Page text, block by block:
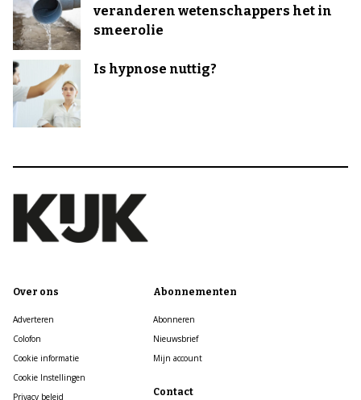
veranderen wetenschappers het in
smeerolie
Is hypnose nuttig?
Over ons
Adverteren
Colofon
Cookie informatie
Cookie Instellingen
Privacy beleid
Abonnementen
Abonneren
Nieuwsbrief
Mijn account
Contact